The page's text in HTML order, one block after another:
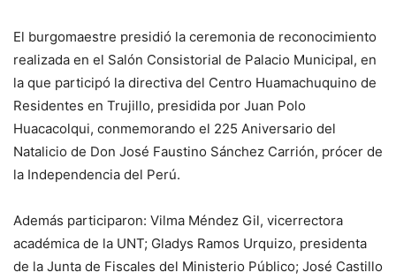
El burgomaestre presidió la ceremonia de reconocimiento
realizada en el Salón Consistorial de Palacio Municipal, en
la que participó la directiva del Centro Huamachuquino de
Residentes en Trujillo, presidida por Juan Polo
Huacacolqui, conmemorando el 225 Aniversario del
Natalicio de Don José Faustino Sánchez Carrión, prócer de
la Independencia del Perú.
Además participaron: Vilma Méndez Gil, vicerrectora
académica de la UNT; Gladys Ramos Urquizo, presidenta
de la Junta de Fiscales del Ministerio Público; José Castillo